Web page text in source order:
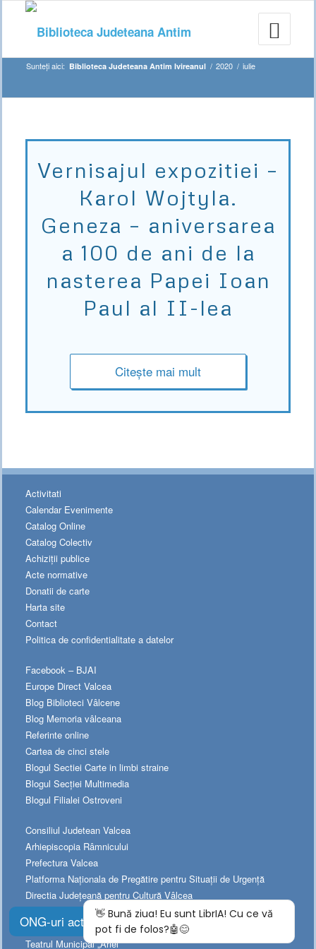
Sunteți aici: Biblioteca Judeteana Antim Ivireanul / 2020 / iulie
Vernisajul expozitiei –
Karol Wojtyla.
Geneza – aniversarea
a 100 de ani de la
nasterea Papei Ioan
Paul al II-lea
Citește mai mult
Activitati
Calendar Evenimente
Catalog Online
Catalog Colectiv
Achiziții publice
Acte normative
Donatii de carte
Harta site
Contact
Politica de confidentialitate a datelor
Facebook – BJAI
Europe Direct Valcea
Blog Biblioteci Vâlcene
Blog Memoria vâlceana
Referinte online
Cartea de cinci stele
Blogul Sectiei Carte in limbi straine
Blogul Secției Multimedia
Blogul Filialei Ostroveni
Consiliul Judetean Valcea
Arhiepiscopia Râmnicului
Prefectura Valcea
Platforma Naționala de Pregătire pentru Situații de Urgență
Directia Judeţeană pentru Cultură Vâlcea
Muzeul Judeţean de Istorie
Teatrul „Anton Pann”
Teatrul Municipal „Ariel”
ONG-uri active